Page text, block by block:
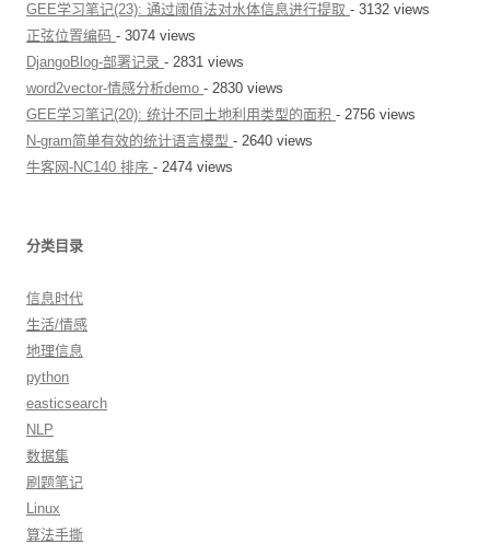
GEE学习笔记(23): 通过阈值法对水体信息进行提取 - 3132 views
正弦位置编码 - 3074 views
DjangoBlog-部署记录 - 2831 views
word2vector-情感分析demo - 2830 views
GEE学习笔记(20): 统计不同土地利用类型的面积 - 2756 views
N-gram简单有效的统计语言模型 - 2640 views
牛客网-NC140 排序 - 2474 views
分类目录
信息时代
生活/情感
地理信息
python
easticsearch
NLP
数据集
刷题笔记
Linux
算法手撕